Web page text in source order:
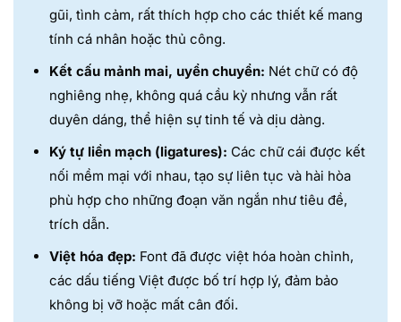
gũi, tình cảm, rất thích hợp cho các thiết kế mang
tính cá nhân hoặc thủ công.
Kết cấu mảnh mai, uyển chuyển: Nét chữ có độ
nghiêng nhẹ, không quá cầu kỳ nhưng vẫn rất
duyên dáng, thể hiện sự tinh tế và dịu dàng.
Ký tự liền mạch (ligatures): Các chữ cái được kết
nối mềm mại với nhau, tạo sự liên tục và hài hòa
phù hợp cho những đoạn văn ngắn như tiêu đề,
trích dẫn.
Việt hóa đẹp: Font đã được việt hóa hoàn chỉnh,
các dấu tiếng Việt được bố trí hợp lý, đảm bảo
không bị vỡ hoặc mất cân đối.